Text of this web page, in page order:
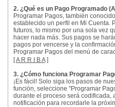
2. ¿Qué es un Pago Programado
Programar Pagos, también
establecido un perfil en Mi Cuenta.
futuros, lo mismo por una sola vez
hacer nada más. Sus pagos se
pagos por vencerse y la
Programar Pagos del menú de
[A R R I B A]
3. ¿Cómo funciona Programar
¡Es fácil! Solo siga los pasos de
función, seleccione "Programar
durante el proceso será codificada,
notificación para recordarle la